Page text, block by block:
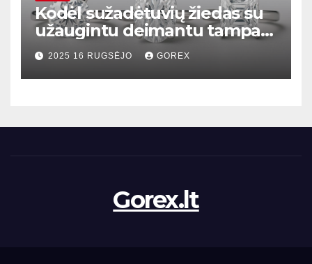
Kodėl sužadėtuvių žiedas su
užaugintu deimantu tampa
madingiausiu pasirinkimu
2025 16 RUGSĖJO GOREX
Gorex.lt